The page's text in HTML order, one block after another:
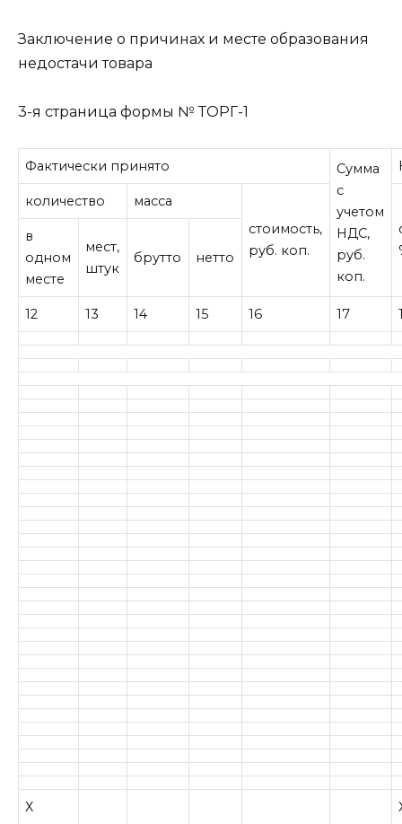
Заключение о причинах и месте образования
недостачи товара
3-я страница формы № ТОРГ-1
Фактически принято
Сумма
с
учетом
НДС,
руб.
коп.
количество
масса
стоимость,
руб. коп.
в
одном
месте
мест,
штук
брутто нетто
12 13 14 15 16 17
Х